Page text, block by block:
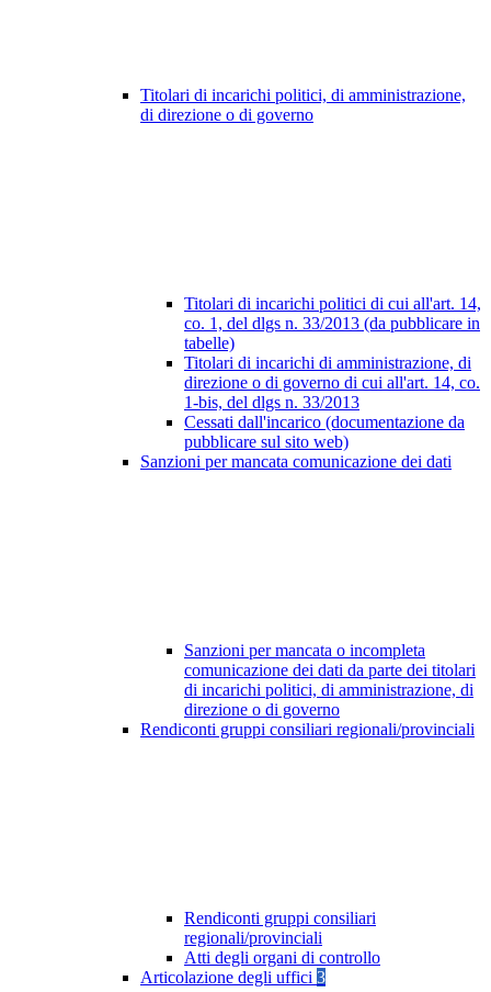
Titolari di incarichi politici, di amministrazione,
di direzione o di governo
Titolari di incarichi politici di cui all'art. 14,
co. 1, del dlgs n. 33/2013 (da pubblicare in
tabelle)
Titolari di incarichi di amministrazione, di
direzione o di governo di cui all'art. 14, co.
1-bis, del dlgs n. 33/2013
Cessati dall'incarico (documentazione da
pubblicare sul sito web)
Sanzioni per mancata comunicazione dei dati
Sanzioni per mancata o incompleta
comunicazione dei dati da parte dei titolari
di incarichi politici, di amministrazione, di
direzione o di governo
Rendiconti gruppi consiliari regionali/provinciali
Rendiconti gruppi consiliari
regionali/provinciali
Atti degli organi di controllo
Articolazione degli uffici 3